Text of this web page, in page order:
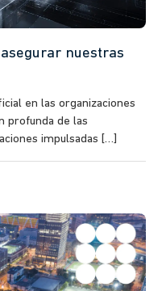
nuestras
en las organizaciones
profunda de las
impulsadas […]